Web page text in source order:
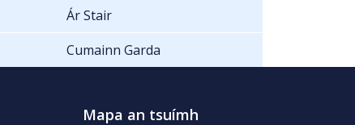
Ár Stair
Cumainn Garda
Mapa an tsuímh